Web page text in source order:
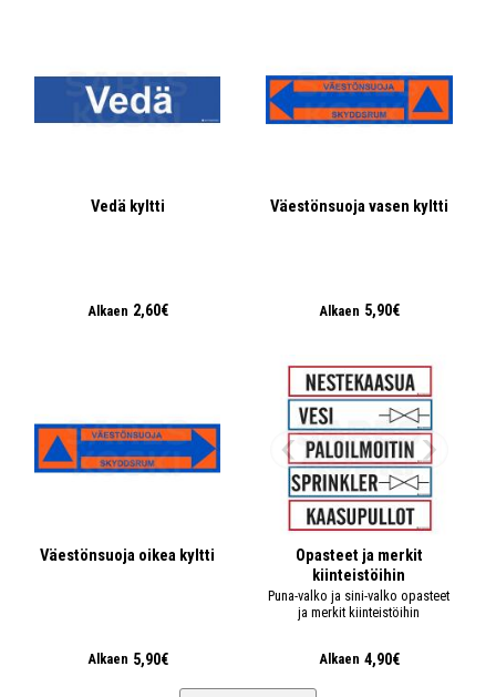
Vedä kyltti
Alkaen 2,60€
Väestönsuoja vasen kyltti
Alkaen 5,90€
Väestönsuoja oikea kyltti
Alkaen 5,90€
Opasteet ja merkit
kiinteistöihin
Puna-valko ja sini-valko opasteet
ja merkit kiinteistöihin
Alkaen 4,90€